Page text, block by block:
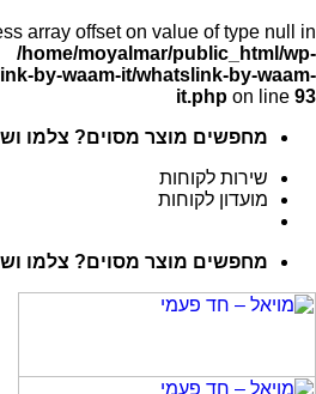
array offset on value of type null in
/home/moyalmar/public_html/wp-
by-waam-it/whatslink-by-waam-
it.php on line 93
מחפשים מוצר מסוים? צלמו
שירות לקוחות
מועדון לקוחות
מחפשים מוצר מסוים? צלמו